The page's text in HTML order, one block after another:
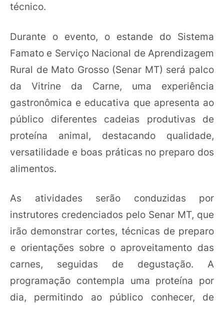
técnico.
Durante o evento, o estande do Sistema
Famato e Serviço Nacional de Aprendizagem
Rural de Mato Grosso (Senar MT) será palco
da Vitrine da Carne, uma experiência
gastronômica e educativa que apresenta ao
público diferentes cadeias produtivas de
proteína animal, destacando qualidade,
versatilidade e boas práticas no preparo dos
alimentos.
As atividades serão conduzidas por
instrutores credenciados pelo Senar MT, que
irão demonstrar cortes, técnicas de preparo
e orientações sobre o aproveitamento das
carnes, seguidas de degustação. A
programação contempla uma proteína por
dia, permitindo ao público conhecer, de